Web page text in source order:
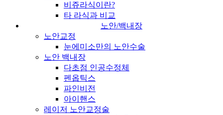
비쥬라식이란?
타 라식과 비교
노안/백내장
노안교정
눈에미소만의 노안수술
노안 백내장
다초점 인공수정체
펜옵틱스
파인비전
아이핸스
레이저 노안교정술